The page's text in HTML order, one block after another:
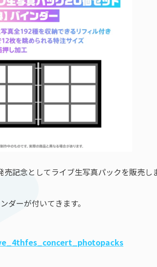
記念としてライブ⽣写真パックを販売し
ダーが付いてきます。